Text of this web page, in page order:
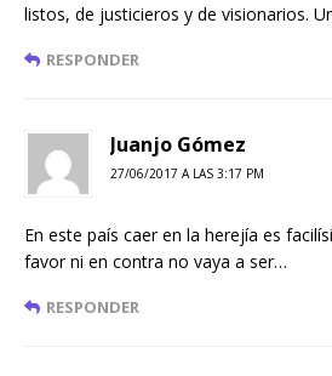
listos, de justicieros y de visionarios.
RESPONDER
Juanjo Gómez
27/06/2017 A LAS 3:17 PM
En este país caer en la herejía es
favor ni en contra no vaya a ser…
RESPONDER